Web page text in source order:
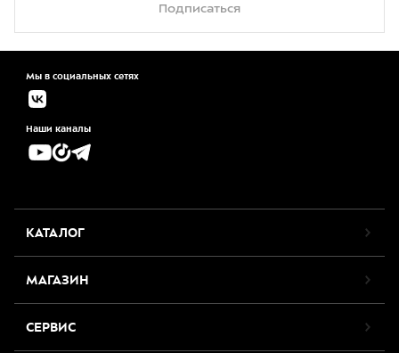
Подписаться
Мы в социальных сетях
Наши каналы
КАТАЛОГ
МАГАЗИН
СЕРВИС